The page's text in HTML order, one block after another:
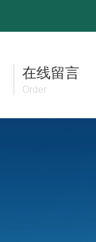
在线留言
Order